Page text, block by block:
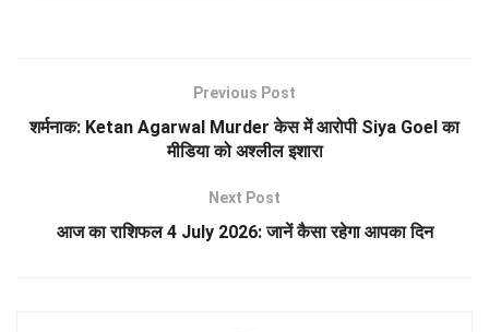
Previous Post
शर्मनाक: Ketan Agarwal Murder केस में आरोपी Siya Goel का
मीडिया को अश्लील इशारा
Next Post
आज का राशिफल 4 July 2026: जानें कैसा रहेगा आपका दिन